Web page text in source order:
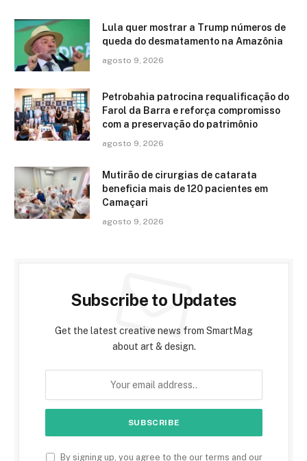
Lula quer mostrar a Trump números de
queda do desmatamento na Amazônia
agosto 9, 2026
Petrobahia patrocina requalificação do
Farol da Barra e reforça compromisso
com a preservação do patrimônio
agosto 9, 2026
Mutirão de cirurgias de catarata
beneficia mais de 120 pacientes em
Camaçari
agosto 9, 2026
Subscribe to Updates
Get the latest creative news from SmartMag
about art & design.
By signing up, you agree to the our terms and our